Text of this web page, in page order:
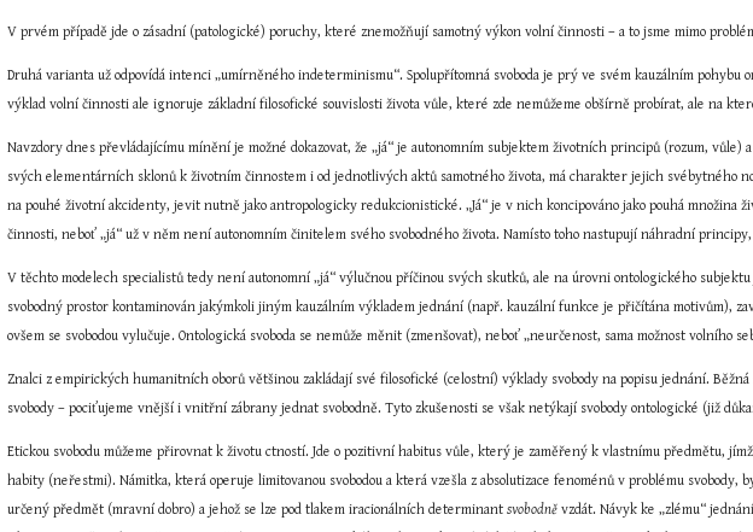
V prvém případě jde o zásadní (patologické) poruchy, které znemožňují samotný výkon volní činnosti – a to jsme mimo
Druhá varianta už odpovídá intenci „umírněného indeterminismu“. Spolupřítomná svoboda je prý ve svém kauzálním
výklad volní činnosti ale ignoruje základní filosofické souvislosti života vůle, které zde nemůžeme obšírně probírat, ale na
Navzdory dnes převládajícímu mínění je možné dokazovat, že „já“ je autonomním subjektem životních principů (rozum,
svých elementárních sklonů k životním činnostem i od jednotlivých aktů samotného života, má charakter jejich svébytného
na pouhé životní akcidenty, jevit nutně jako antropologicky redukcionistické. „Já“ je v nich koncipováno jako pouhá množina
činnosti, neboť „já“ už v něm není autonomním činitelem svého svobodného života. Namísto toho nastupují náhradní
V těchto modelech specialistů tedy není autonomní „já“ výlučnou příčinou svých skutků, ale na úrovni ontologického
svobodný prostor kontaminován jakýmkoli jiným kauzálním výkladem jednání (např. kauzální funkce je přičítána motivům),
ovšem se svobodou vylučuje. Ontologická svoboda se nemůže měnit (zmenšovat), neboť „neurčenost, sama možnost volního
Znalci z empirických humanitních oborů většinou zakládají své filosofické (celostní) výklady svobody na popisu jednání.
svobody – pociťujeme vnější i vnitřní zábrany jednat svobodně. Tyto zkušenosti se však netýkají svobody ontologické (již
Etickou svobodu můžeme přirovnat k životu ctností. Jde o pozitivní habitus vůle, který je zaměřený k vlastnímu předmětu,
habity (neřestmi). Námitka, která operuje limitovanou svobodou a která vzešla z absolutizace fenoménů v problému svobody,
určený předmět (mravní dobro) a jehož se lze pod tlakem iracionálních determinant svobodně vzdát. Návyk ke „zlému“